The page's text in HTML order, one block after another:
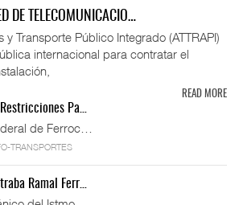
DE TELECOMUNICACIO…
y Transporte Público Integrado (ATTRAPI)
internacional para contratar el
READ MORE
Pa…
de Ferroc…
TRANSPORTES
Ramal Ferr…